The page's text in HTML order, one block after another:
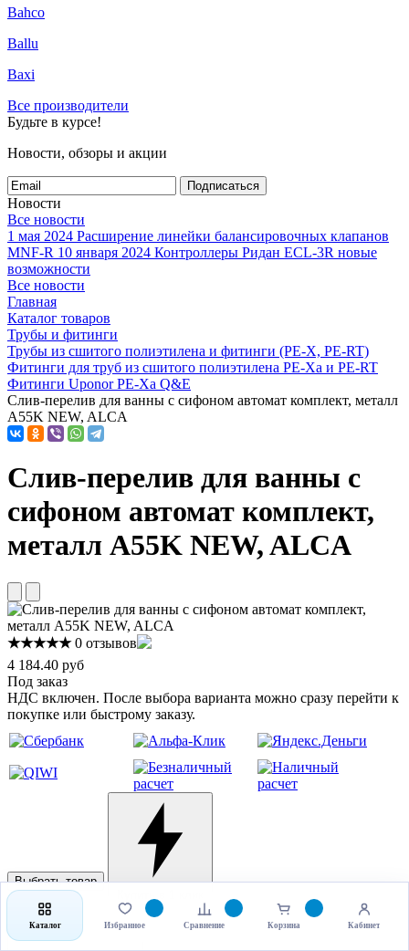
Bahco
Ballu
Baxi
Все производители
Будьте в курсе!
Новости, обзоры и акции
Подписаться
Новости
Все новости
1 мая 2024 Расширение линейки балансировочных клапанов
MNF-R 10 января 2024 Контроллеры Ридан ECL-3R новые
возможности
Все новости
Главная
Каталог товаров
Трубы и фитинги
Трубы из сшитого полиэтилена и фитинги (PE-X, PE-RT)
Фитинги для труб из сшитого полиэтилена PE-Xa и PE-RT
Фитинги Uponor PE-Xa Q&E
Слив-перелив для ванны с сифоном автомат комплект, металл
A55K NEW, ALCA
Слив-перелив для ванны с
сифоном автомат комплект,
металл A55K NEW, ALCA
★★★★★ 0 отзывов
4 184.40 руб
Под заказ
НДС включен. После выбора варианта можно сразу перейти к
покупке или быстрому заказу.
Выбрать товар
Каталог Избранное Сравнение Корзина Кабинет